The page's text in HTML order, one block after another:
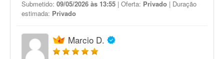
Submetido: 09/05/2026 às 13:55 | Oferta: Privado | Duração
estimada: Privado
Marcio D.